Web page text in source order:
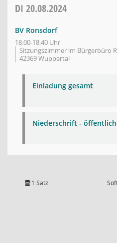
DI 20.08.2024
BV Ronsdorf
18:00-18:40 Uhr
Sitzungszimmer im Bürgerbüro
42369 Wuppertal
Einladung gesamt
Niederschrift -
1 Satz